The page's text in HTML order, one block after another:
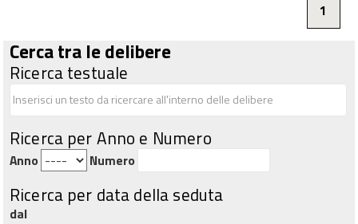
1
Cerca tra le delibere
Ricerca testuale
Ricerca per Anno e Numero
Anno Numero
Ricerca per data della seduta
dal